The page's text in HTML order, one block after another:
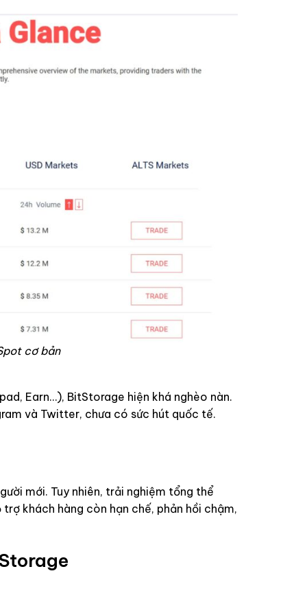
cơ bản
Earn…), BitStorage hiện khá nghèo nàn.
và Twitter, chưa có sức hút quốc tế.
mới. Tuy nhiên, trải nghiệm tổng thể
khách hàng còn hạn chế, phản hồi chậm,